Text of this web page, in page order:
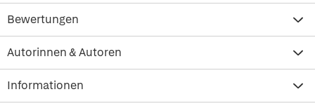
Bewertungen
Autorinnen & Autoren
Informationen